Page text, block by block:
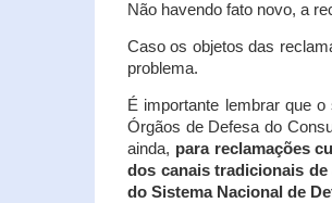
Não havendo fato novo, a
Caso os objetos das
problema.
É importante lembrar que
Órgãos de Defesa do
ainda, para reclamações
dos canais tradicionais
do Sistema Nacional de